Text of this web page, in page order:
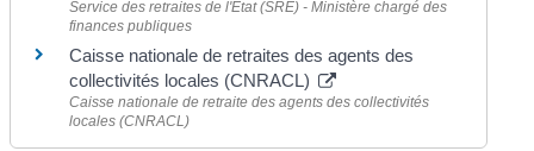
Service des retraites de l'État (SRE) - Ministère chargé des
finances publiques
Caisse nationale de retraites des agents des
collectivités locales (CNRACL)
Caisse nationale de retraite des agents des collectivités
locales (CNRACL)